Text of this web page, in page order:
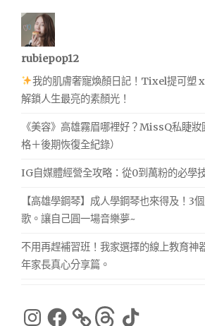
rubiepop12
我的肌膚奢寵煥顏日記！Tixel提可塑
解鎖人生最亮的素顏光！
《美容》高雄霧眉哪裡好？MissQ私睫
格＋後期恢復全紀錄）
IG自媒體經營全攻略：從0到萬粉的必學
【高雄學鋼琴】成人學鋼琴也來得及！3
歌。讓自己圓一場音樂夢~
不用再趕補習班！我家選擇的線上教育
年家長真心分享篇。
Instagram
Facebook ThreadsTikTok